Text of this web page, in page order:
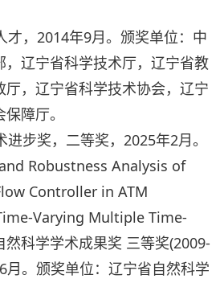
才，2014年9月。颁奖单位：中
，辽宁省科学技术厅，辽宁省教
厅，辽宁省科学技术协会，辽宁
障厅。
步奖，二等奖，2025年2月。
Robustness Analysis of
Controller in ATM
Varying Multiple Time-
科学学术成果奖 三等奖(2009-
月。颁奖单位：辽宁省自然科学